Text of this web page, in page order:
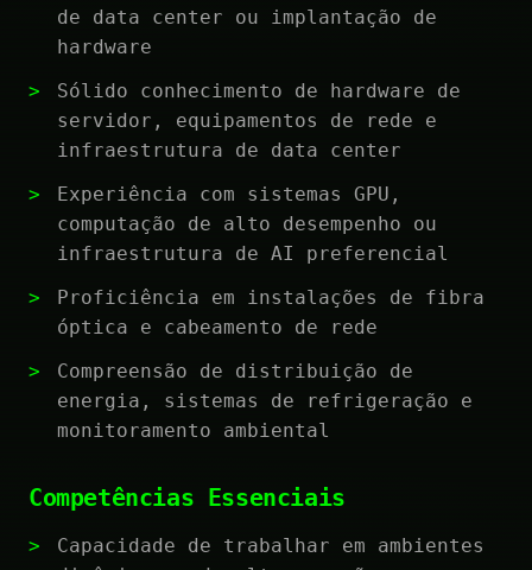
de data center ou implantação de
hardware
Sólido conhecimento de hardware de
servidor, equipamentos de rede e
infraestrutura de data center
Experiência com sistemas GPU,
computação de alto desempenho ou
infraestrutura de AI preferencial
Proficiência em instalações de fibra
óptica e cabeamento de rede
Compreensão de distribuição de
energia, sistemas de refrigeração e
monitoramento ambiental
Competências Essenciais
Capacidade de trabalhar em ambientes